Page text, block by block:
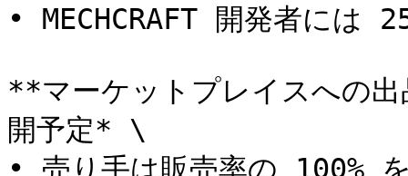
• MECHCRAFT 開発者には
**マーケットプレイスへの
開予定* \
• 売り手は販売率の 100%